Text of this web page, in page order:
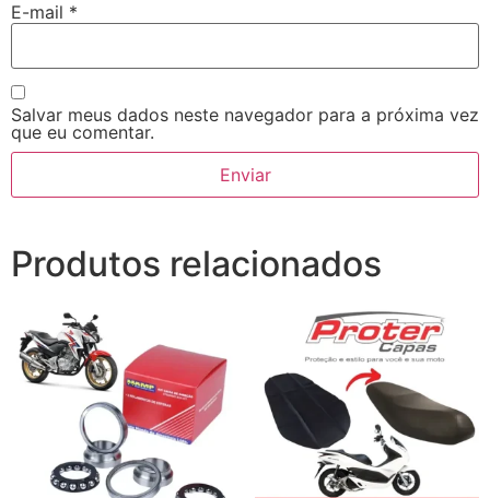
E-mail *
Salvar meus dados neste navegador para a próxima vez
que eu comentar.
Produtos relacionados